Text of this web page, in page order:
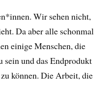
Wir sehen nicht,
Da aber alle schonmal
einige Menschen, die
und das Endprodukt
können. Die Arbeit, die